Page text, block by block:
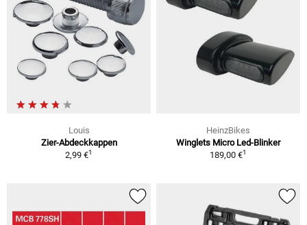
Louis
Zier-Abdeckkappen
2,99 €1
HeinzBikes
Winglets Micro Led-Blinker
189,00 €1